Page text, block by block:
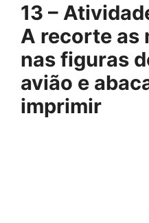
13 –
A recorte as
nas figuras
avião e
imprimir